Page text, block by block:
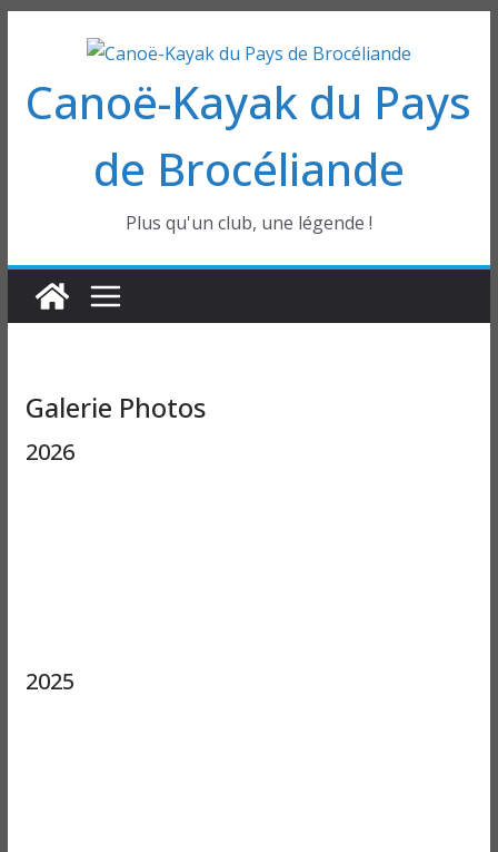
contenu
Canoë-Kayak du Pays
de Brocéliande
Plus qu'un club, une légende !
Galerie Photos
2026
2025